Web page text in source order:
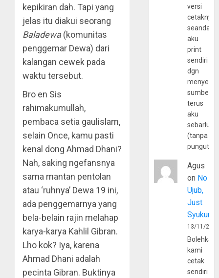
kepikiran dah. Tapi yang
jelas itu diakui seorang
Baladewa(komunitas
penggemar Dewa) dari
kalangan cewek pada
waktu tersebut.
Bro en Sis
rahimakumullah,
pembaca setia gaulislam,
selain Once, kamu pasti
kenal dong Ahmad Dhani?
Nah, saking ngefansnya
sama mantan pentolan
atau ‘ruhnya’ Dewa 19 ini,
ada penggemarnya yang
bela-belain rajin melahap
karya-karya Kahlil Gibran.
Lho kok? Iya, karena
Ahmad Dhani adalah
pecinta Gibran. Buktinya
versi
cetaknya
aku
print
sendiri
dgn
sumber
terus
aku
(tanpa
Agus
on No
Ujub,
Just
Syukur
13/11/
Bolehkah
kami
cetak
sendiri